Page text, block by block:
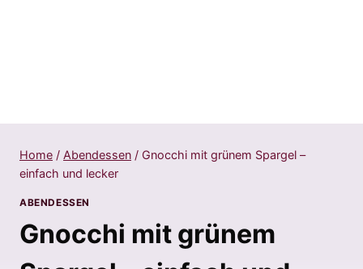
Home / Abendessen / Gnocchi mit grünem Spargel –
einfach und lecker
ABENDESSEN
Gnocchi mit grünem